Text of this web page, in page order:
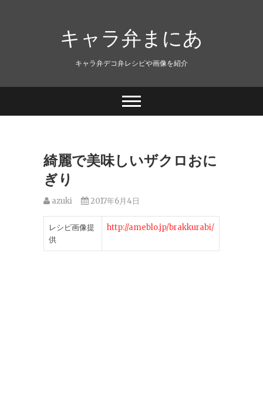
キャラ弁まにあ
キャラ弁デコ弁レシピや画像を紹介
綺麗で美味しいザクロおに
ぎり
azuki 2017年6月4日
レシピ画像提
供
http://ameblo.jp/brakkurabi/